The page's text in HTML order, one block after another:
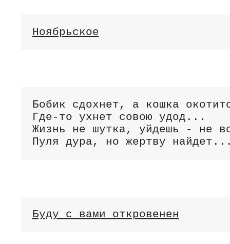
Ноябрьское
Бобик сдохнет, а кошка
Где-то ухнет совою удод...
Жизнь не шутка, уйдешь - не
Пуля дура, но жертву
Буду с вами откровенен